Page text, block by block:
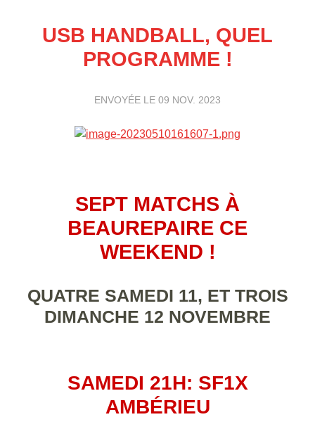
USB HANDBALL, QUEL
PROGRAMME !
ENVOYÉE LE 09 NOV. 2023
SEPT MATCHS À
BEAUREPAIRE CE
WEEKEND !
QUATRE SAMEDI 11, ET TROIS
DIMANCHE 12 NOVEMBRE
SAMEDI 21H: SF1X
AMBÉRIEU